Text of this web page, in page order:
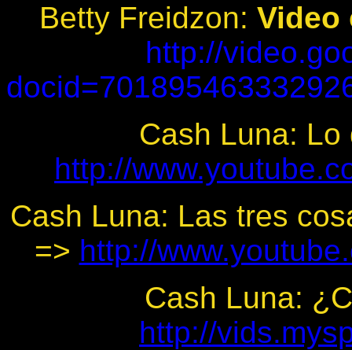
Betty Freidzon: Video
http://
Cash Luna:
http://
Cash Luna: Las tres
=> http://
Cash Luna:
http://